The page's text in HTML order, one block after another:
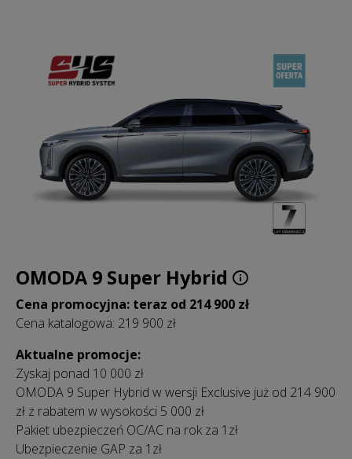
OMODA 9 Super Hybrid
Cena promocyjna: teraz od 214 900 zł
Cena katalogowa: 219 900 zł
Aktualne promocje:
Zyskaj ponad 10 000 zł
OMODA 9 Super Hybrid w wersji Exclusive już od 214 900
zł z rabatem w wysokości 5 000 zł
Pakiet ubezpieczeń OC/AC na rok za 1zł
Ubezpieczenie GAP za 1zł